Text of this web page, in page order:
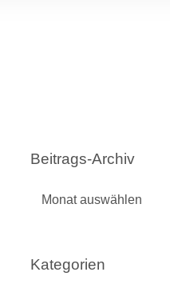
Beitrags-Archiv
Kategorien